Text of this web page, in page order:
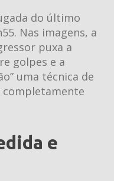
do último
Nas imagens, a
puxa a
golpes e a
uma técnica de
completamente
e